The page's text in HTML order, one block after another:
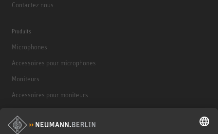
Contactez nous
Produits
Microphones
Accessoires pour microphones
Moniteurs
Accessoires pour moniteurs
Produits historiques